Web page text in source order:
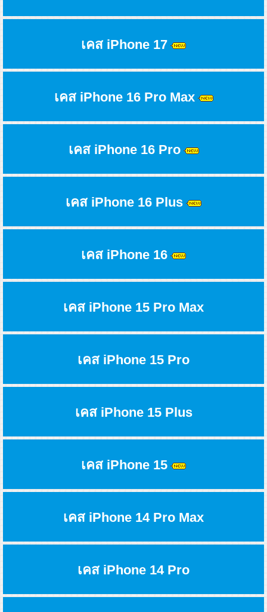
เคส iPhone 17
เคส iPhone 16 Pro Max
เคส iPhone 16 Pro
เคส iPhone 16 Plus
เคส iPhone 16
เคส iPhone 15 Pro Max
เคส iPhone 15 Pro
เคส iPhone 15 Plus
เคส iPhone 15
เคส iPhone 14 Pro Max
เคส iPhone 14 Pro